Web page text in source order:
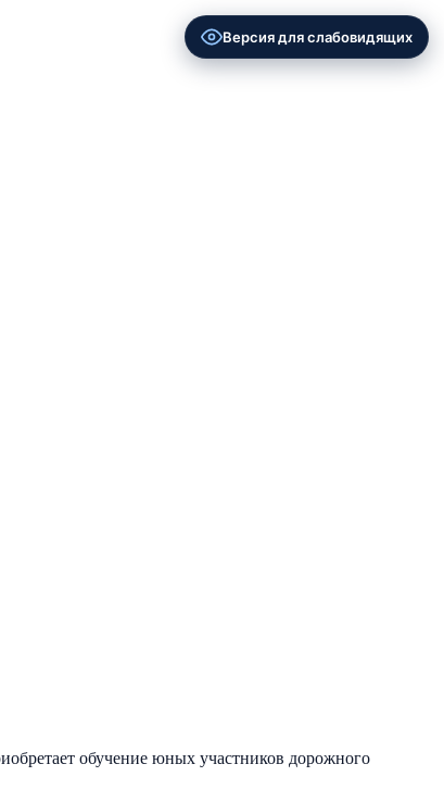
обучение юных участников дорожного
Версия для слабовидящих